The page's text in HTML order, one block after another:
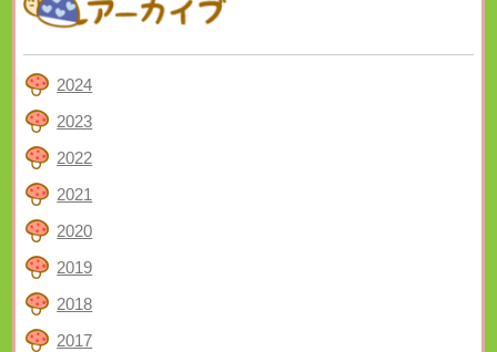
2024
2023
2022
2021
2020
2019
2018
2017